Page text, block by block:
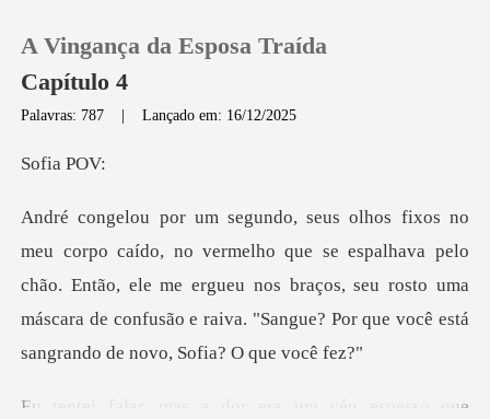
Loja
Histórico
Sair
A Vingança da Esposa Traída
Capítulo 4
Palavras: 787 |Lançado em: 16/12/2025
ia
se espalhava pelo
chão. Então, ele me ergueu nos braços, seu rosto uma
máscara de co
era um véu espesso que